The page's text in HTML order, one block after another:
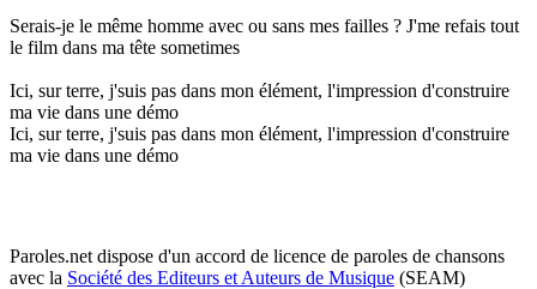
Serais-je le même homme avec ou sans mes failles ? J'me refais tout
le film dans ma tête sometimes
Ici, sur terre, j'suis pas dans mon élément, l'impression d'construire
ma vie dans une démo
Ici, sur terre, j'suis pas dans mon élément, l'impression d'construire
ma vie dans une démo
Paroles.net dispose d'un accord de licence de paroles de chansons
avec la Société des Editeurs et Auteurs de Musique (SEAM)